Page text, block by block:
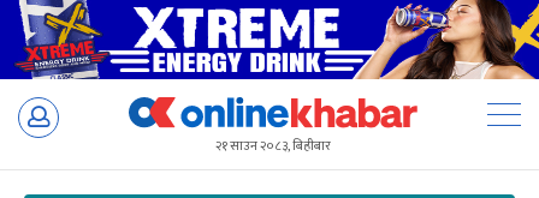
Skip
२१ साउन २०८३, बिहीबार